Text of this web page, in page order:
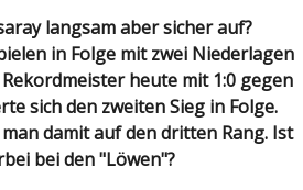
in Folge mit zwei Niederlagen
heute mit 1:0 gegen
sich den zweiten Sieg in Folge.
damit auf den dritten Rang. Ist
bei den "Löwen"?